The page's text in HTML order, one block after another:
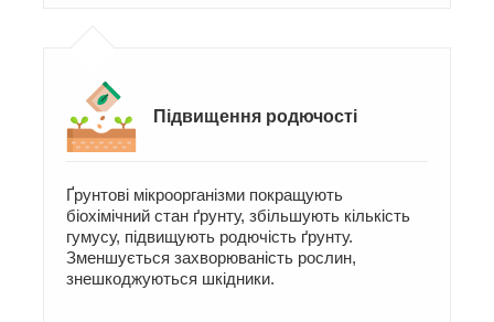
Підвищення родючості
Ґрунтові мікроорганізми покращують
біохімічний стан ґрунту, збільшують кількість
гумусу, підвищують родючість ґрунту.
Зменшується захворюваність рослин,
знешкоджуються шкідники.